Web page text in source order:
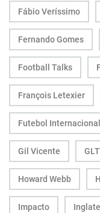
Fábio Veríssimo
Fernando Gomes
Football Talks
François Letexier
Futebol Internacional
Gil Vicente GLT
Howard Webb
Impacto